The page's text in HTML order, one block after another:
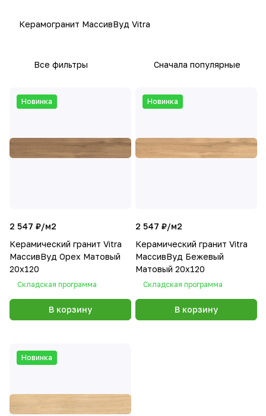
Керамогранит МассивВуд Vitra
Все фильтры Сначала популярные
Новинка
2 547 ₽/м2
Керамический гранит Vitra
МассивВуд Орех Матовый
20х120
Складская программа
В корзину
Новинка
2 547 ₽/м2
Керамический гранит Vitra
МассивВуд Бежевый
Матовый 20х120
Складская программа
В корзину
Новинка